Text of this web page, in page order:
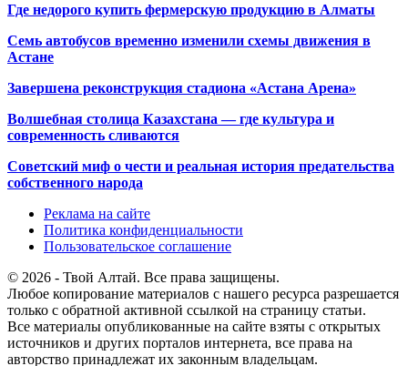
Где недорого купить фермерскую продукцию в Алматы
Семь автобусов временно изменили схемы движения в
Астане
Завершена реконструкция стадиона «Астана Арена»
Волшебная столица Казахстана — где культура и
современность сливаются
Советский миф о чести и реальная история предательства
собственного народа
Реклама на сайте
Политика конфиденциальности
Пользовательское соглашение
© 2026 - Твой Алтай. Все права защищены.
Любое копирование материалов с нашего ресурса разрешается
только с обратной активной ссылкой на страницу статьи.
Все материалы опубликованные на сайте взяты с открытых
источников и других порталов интернета, все права на
авторство принадлежат их законным владельцам.